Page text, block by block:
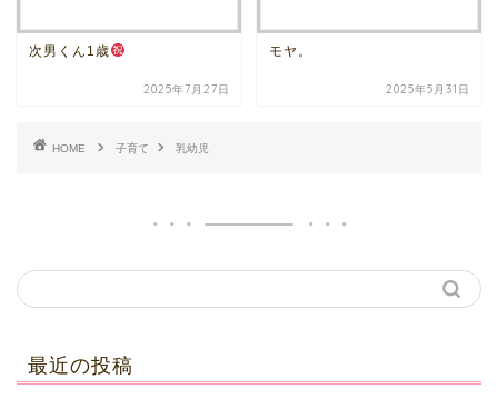
次男くん1歳
2025年7月27日
モヤ。
2025年5月31日
HOME 子育て 乳幼児
最近の投稿